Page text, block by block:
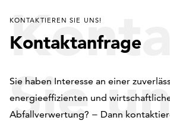
Sie
KONTAKTIEREN SIE UNS!
Kontaktanfrage
Sie haben Interesse an einer
energieeffizienten und
Abfallverwertung? − Dann